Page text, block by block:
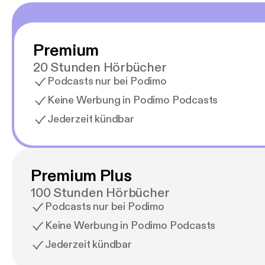
Premium
20 Stunden Hörbücher
Podcasts nur bei Podimo
Keine Werbung in Podimo Podcasts
Jederzeit kündbar
Premium Plus
100 Stunden Hörbücher
Podcasts nur bei Podimo
Keine Werbung in Podimo Podcasts
Jederzeit kündbar